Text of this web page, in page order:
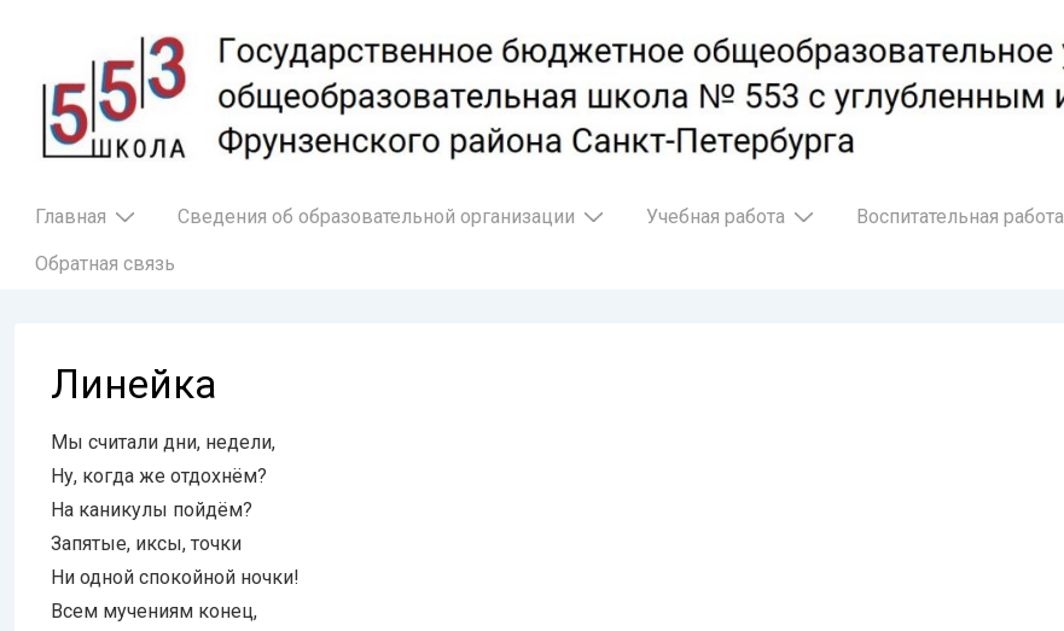
основному
содержимому
Основная
Главная Сведения об образовательной организации Учебная работа Воспитательная работа
Обратная связь
Линейка
Мы считали дни, недели,
Ну, когда же отдохнём?
На каникулы пойдём?
Запятые, иксы, точки
Ни одной спокойной ночки!
Всем мучениям конец,